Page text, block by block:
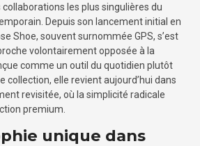
collaborations les plus singulières du
Depuis son lancement initial en
Shoe, souvent surnommée GPS, s’est
volontairement opposée à la
comme un outil du quotidien plutôt
collection, elle revient aujourd’hui dans
revisitée, où la simplicité radicale
premium.
unique dans